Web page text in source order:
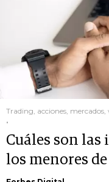
Trading, acciones,
.
Cuáles son
los menores